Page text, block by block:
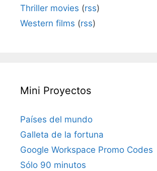
Thriller movies (rss)
Western films (rss)
Mini Proyectos
Países del mundo
Galleta de la fortuna
Google Workspace Promo Codes
Sólo 90 minutos